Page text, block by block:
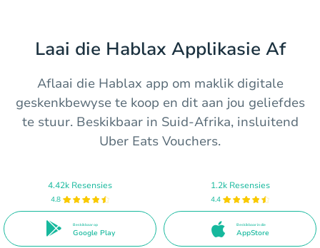
Laai die Hablax Applikasie Af
Aflaai die Hablax app om maklik digitale
geskenkbewyse te koop en dit aan jou geliefdes
te stuur. Beskikbaar in Suid-Afrika, insluitend
Uber Eats Vouchers.
4.42k Resensies
4.8
Beskikbaar op
Google Play
1.2k Resensies
4.4
Beskikbaar in die
AppStore